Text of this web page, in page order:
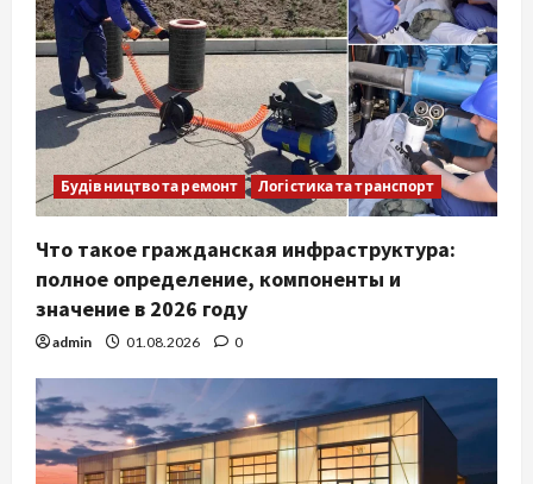
Будівництво та ремонт Логістика та транспорт
Что такое гражданская инфраструктура:
полное определение, компоненты и
значение в 2026 году
admin 01.08.2026 0